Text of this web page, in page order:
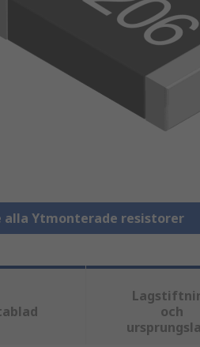
alla Ytmonterade resistorer
och